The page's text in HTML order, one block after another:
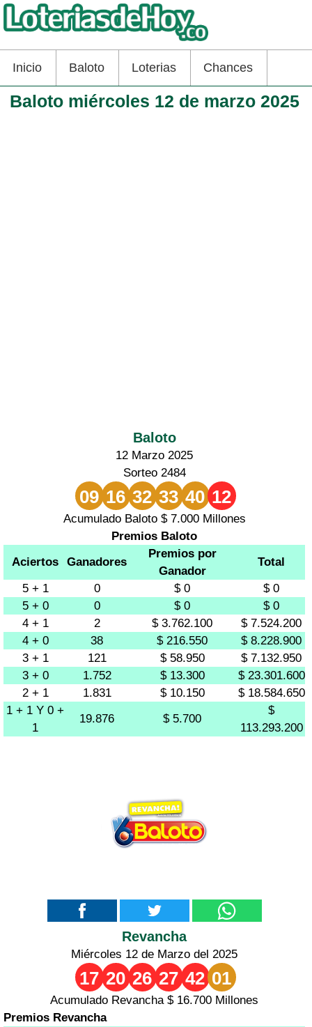
Inicio Baloto Loterias Chances
Baloto miércoles 12 de marzo 2025
Baloto
12 Marzo 2025
Sorteo 2484
09 16 32 33 40 12
Acumulado Baloto $ 7.000 Millones
Premios Baloto
Aciertos
Ganadores
Premios por
Ganador
Total
5 + 1
0 $ 0
$ 0
5 + 0
0 $ 0
$ 0
4 + 1
2 $ 3.762.100
$ 7.524.200
4 + 0
38 $ 216.550
$ 8.228.900
3 + 1
121 $ 58.950
$ 7.132.950
3 + 0
1.752 $ 13.300
$ 23.301.600
2 + 1
1.831 $ 10.150
$ 18.584.650
1 + 1 Y 0 +
1
19.876 $ 5.700
$
113.293.200
Revancha
Miércoles 12 de Marzo del 2025
17 20 26 27 42 01
Acumulado Revancha $ 16.700 Millones
Premios Revancha